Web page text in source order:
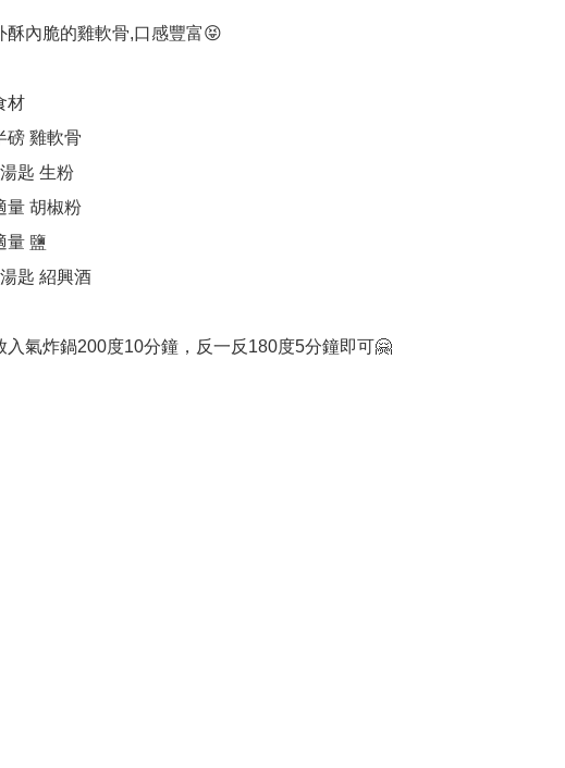
酥內脆的雞軟骨,口感豐富😝
材
磅 雞軟骨
匙 生粉
量 胡椒粉
量 鹽
匙 紹興酒
入氣炸鍋200度10分鐘，反一反180度5分鐘即可🤗